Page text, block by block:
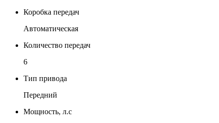
Коробка передач
Автоматическая
Количество передач
6
Тип привода
Передний
Мощность, л.с